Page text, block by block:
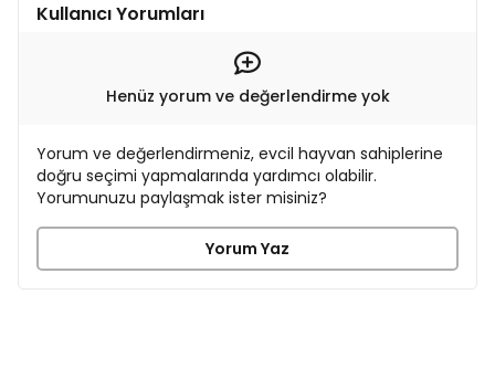
Kullanıcı Yorumları
Henüz yorum ve değerlendirme yok
Yorum ve değerlendirmeniz, evcil hayvan sahiplerine
doğru seçimi yapmalarında yardımcı olabilir.
Yorumunuzu paylaşmak ister misiniz?
Yorum Yaz